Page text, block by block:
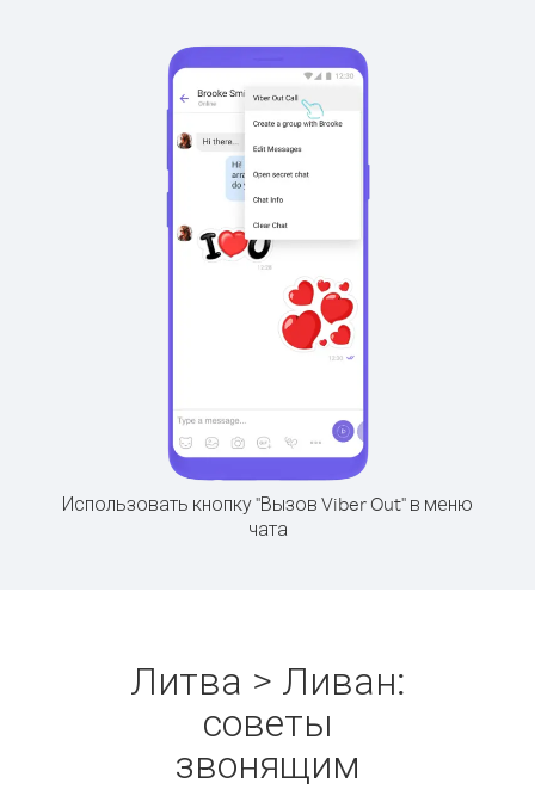
Использовать кнопку "Вызов Viber Out" в меню
чата
Литва > Ливан:
советы
звонящим